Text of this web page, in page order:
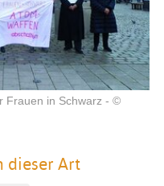
Frauen in Schwarz - ©
dieser Art